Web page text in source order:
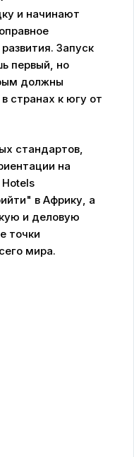
и начинают
Запуск
первый, но
должны
странах к югу от
стандартов,
на
Hotels
в Африку, а
и деловую
точки
мира.